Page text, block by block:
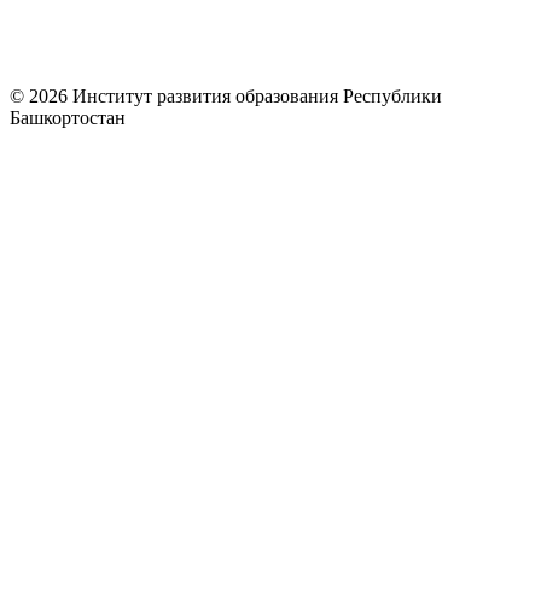
© 2026 Институт развития образования Республики
Башкортостан